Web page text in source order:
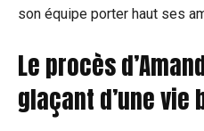
son équipe porter haut ses
Le procès
glaçant d’une vie